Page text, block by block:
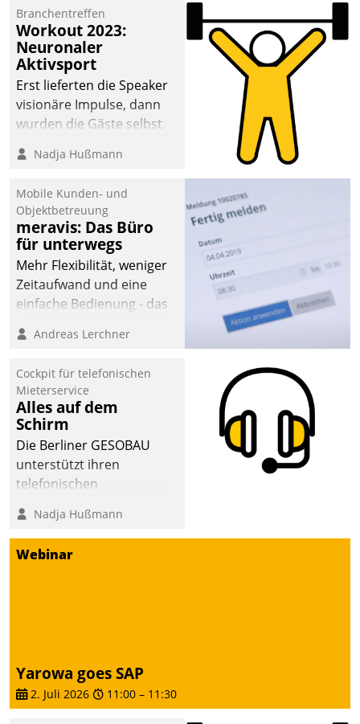
Mammutprojekte
meistern und Workloads
wuppen – bei zunehmend
anspruchsvollen
Aufgaben und
abnehmendem
Branchentreffen
Workout 2023:
Neuronaler
Aktivsport
Erst lieferten die Speaker
visionäre Impulse, dann
wurden die Gäste selbst
methodisch
Quartier. Dazwischen
zeigte Datatrain, was es
Neues zu bieten hat.
Nadja Hußmann
Mobile Kunden- und
Objektbetreuung
meravis: Das Büro
für unterwegs
Mehr Flexibilität, weniger
Zeitaufwand und eine
einfache Bedienung - das
Cockpit für mobile
Datatrain. Die meravis
Wohnungsbau- und
Immobilien GmbH hat
sich dabei für den Betrieb
der Lösung über die SAP
Cloud Platform
Unternehmen am
Wohnungsmarkt.
Andreas Lerchner
Cockpit für telefonischen
Mieterservice
Alles auf dem
Schirm
Die Berliner GESOBAU
unterstützt ihren
telefonischen
digitalen Cockpit, das
situationsbezogen
passende Fragen und
Mietenden zügiger und
effizienter zu bearbeiten.
Nadja Hußmann
Webinar
Yarowa goes SAP
2. Juli 2026 11:00 – 11:30